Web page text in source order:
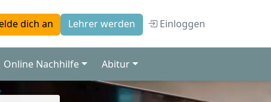
dich an Lehrer werden Einloggen
Online Nachhilfe Abitur